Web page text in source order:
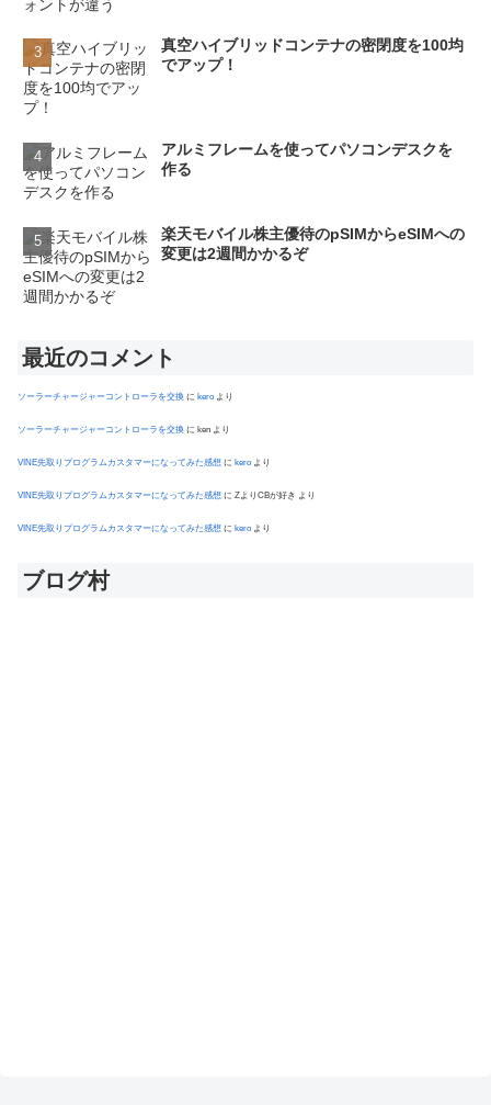
真空ハイブリッドコンテナの密閉度を100均
でアップ！
アルミフレームを使ってパソコンデスクを
作る
楽天モバイル株主優待のpSIMからeSIMへの
変更は2週間かかるぞ
最近のコメント
ソーラーチャージャーコントローラを交換 に kero より
ソーラーチャージャーコントローラを交換 に ken より
VINE先取りプログラムカスタマーになってみた感想 に kero より
VINE先取りプログラムカスタマーになってみた感想 に ZよりCBが好き より
VINE先取りプログラムカスタマーになってみた感想 に kero より
ブログ村